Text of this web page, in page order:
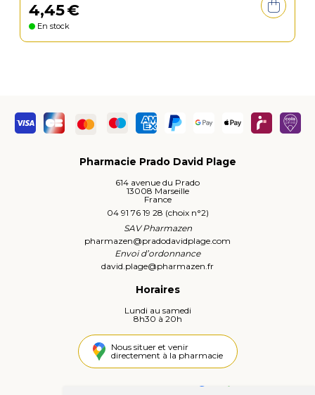
4,45€
En stock
Pharmacie Prado David Plage
614 avenue du Prado
13008 Marseille
France
04 91 76 19 28 (choix n°2)
SAV Pharmazen
pharmazen@pradodavidplage.com
Envoi d’ordonnance
david.plage@pharmazen.fr
Horaires
Lundi au samedi
8h30 à 20h
Nous situer et venir
directement à la pharmacie